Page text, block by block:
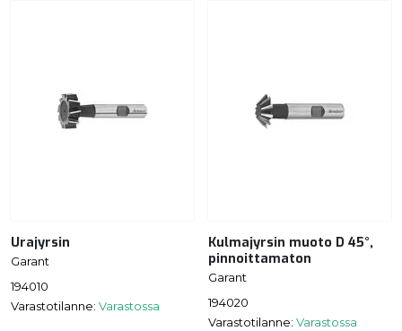
Urajyrsin
Garant
194010
Varastotilanne: Varastossa
Kulmajyrsin muoto D 45°,
pinnoittamaton
Garant
194020
Varastotilanne: Varastossa